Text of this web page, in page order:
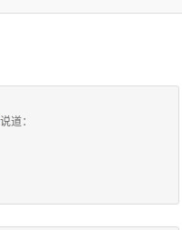
说道：